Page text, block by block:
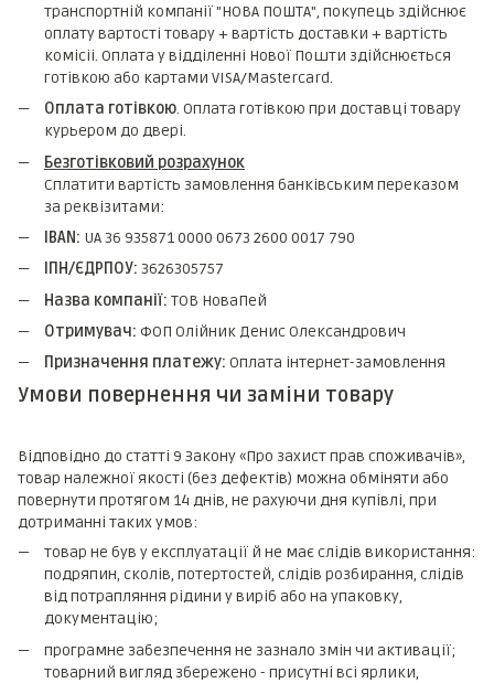
транспортній компанії "НОВА ПОШТА", покупець здійснює
оплату вартості товару + вартість доставки + вартість
комicii. Оплата у відділенні Нової Пошти здійснюється
готівкою або картами VISA/Mastercard.
Оплата готівкою. Оплата готівкою при доставці товару
курьером до двері.
Безготівковий розрахунок
Сплатити вартість замовлення банківським переказом
за реквізитами:
IBAN: UA 36 935871 0000 0673 2600 0017 790
ІПН/ЄДРПОУ: 3626305757
Назва компанії: ТОВ НоваПей
Отримувач: ФОП Олійник Денис Олександрович
Призначення платежу: Оплата інтернет-замовлення
Умови повернення чи заміни товару
Відповідно до статті 9 Закону «Про захист прав споживачів»,
товар належної якості (без дефектів) можна обміняти або
повернути протягом 14 днів, не рахуючи дня купівлі, при
дотриманні таких умов:
товар не був у експлуатації й не має слідів використання:
подряпин, сколів, потертостей, слідів розбирання, слідів
від потрапляння рідини у виріб або на упаковку,
документацію;
програмне забезпечення не зазнало змін чи активації;
товарний вигляд збережено - присутні всі ярлики,